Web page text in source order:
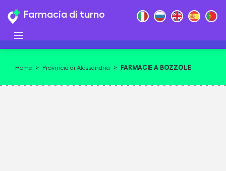
Farmacia di turno
Home > Provincia di Alessandria > FARMACIE A BOZZOLE